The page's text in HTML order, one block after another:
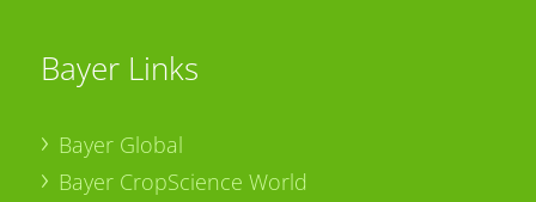
Bayer Links
Bayer Global
Bayer CropScience World